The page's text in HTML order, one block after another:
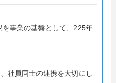
事業の基盤として、225年
社員同士の連携を大切にし